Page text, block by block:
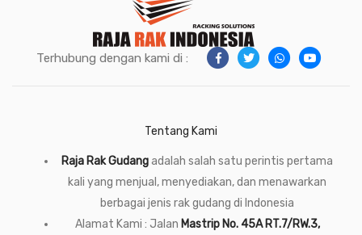
Terhubung dengan kami di :
Tentang Kami
Raja Rak Gudangadalah salah satu perintis pertama
kali yang menjual, menyediakan, dan menawarkan
berbagai jenis rak gudang di Indonesia
Alamat Kami : Jalan Mastrip No. 45A RT.7/RW.3,